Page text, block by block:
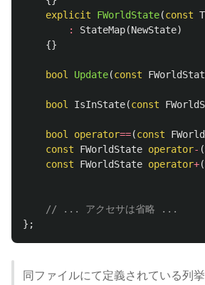
explicit
FWorldState(const
:
StateMap(NewState)
{}
bool Update(const
bool IsInState(const
bool operator==(const
const
FWorldState operator- (
const
FWorldState operator+(
// ... アクセサは省略 ...
};
同ファイルにて定義されている列